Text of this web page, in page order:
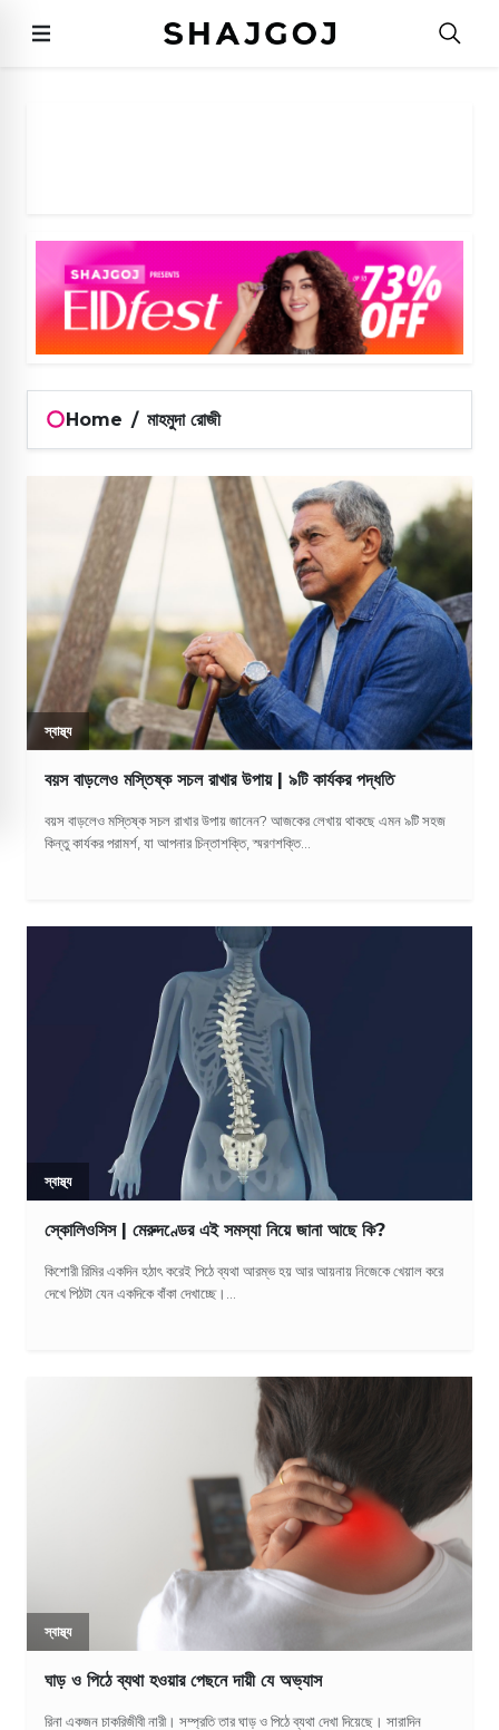
Home / মাহমুদা রোজী
স্বাস্থ্য
বয়স বাড়লেও মস্তিষ্ক সচল রাখার উপায় | ৯টি কার্যকর পদ্ধতি
বয়স বাড়লেও মস্তিষ্ক সচল রাখার উপায় জানেন? আজকের লেখায় থাকছে এমন ৯টি সহজ
কিন্তু কার্যকর পরামর্শ, যা আপনার চিন্তাশক্তি, স্মরণশক্তি...
স্বাস্থ্য
স্কোলিওসিস | মেরুদণ্ডের এই সমস্যা নিয়ে জানা আছে কি?
কিশোরী রিমির একদিন হঠাৎ করেই পিঠে ব্যথা আরম্ভ হয় আর আয়নায় নিজেকে খেয়াল করে
দেখে পিঠটা যেন একদিকে বাঁকা দেখাচ্ছে।...
স্বাস্থ্য
ঘাড় ও পিঠে ব্যথা হওয়ার পেছনে দায়ী যে অভ্যাস
রিনা একজন চাকরিজীবী নারী। সম্প্রতি তার ঘাড় ও পিঠে ব্যথা দেখা দিয়েছে। সারাদিন